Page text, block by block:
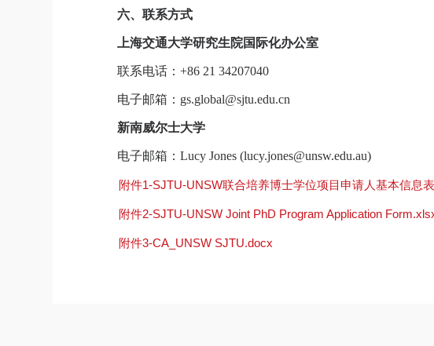
六、联系方式
上海交通大学研究生院国际化办公室
联系电话： +86 21 34207040
电子邮箱： gs.global@sjtu.edu.cn
新南威尔士大学
电子邮箱： Lucy Jones (lucy.jones@unsw.edu.au)
附件1-SJTU-UNSW联合培养博士学位项目申请人基本信息
附件2-SJTU-UNSW Joint PhD Program Application
附件3-CA_UNSW SJTU.docx